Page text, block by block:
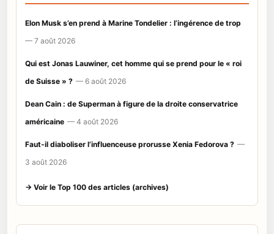
Elon Musk s’en prend à Marine Tondelier : l’ingérence de trop
— 7 août 2026
Qui est Jonas Lauwiner, cet homme qui se prend pour le « roi
de Suisse » ? — 6 août 2026
Dean Cain : de Superman à figure de la droite conservatrice
américaine — 4 août 2026
Faut-il diaboliser l’influenceuse prorusse Xenia Fedorova ? —
3 août 2026
→ Voir le Top 100 des articles (archives)